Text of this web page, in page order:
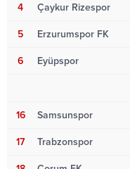
4 Çaykur Rizespor
5 Erzurumspor FK
6 Eyüpspor
16 Samsunspor
17 Trabzonspor